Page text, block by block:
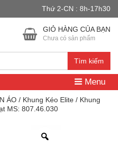
Thứ 2-CN : 8h-17h30
Tìm kiếm
GIỎ HÀNG CỦA BẠN
Chưa có sản phẩm
Menu
ÁO / Khung Kéo Elite / Khung
MS: 807.46.030
đích thử nghiệm — các đơn hàng
lực.